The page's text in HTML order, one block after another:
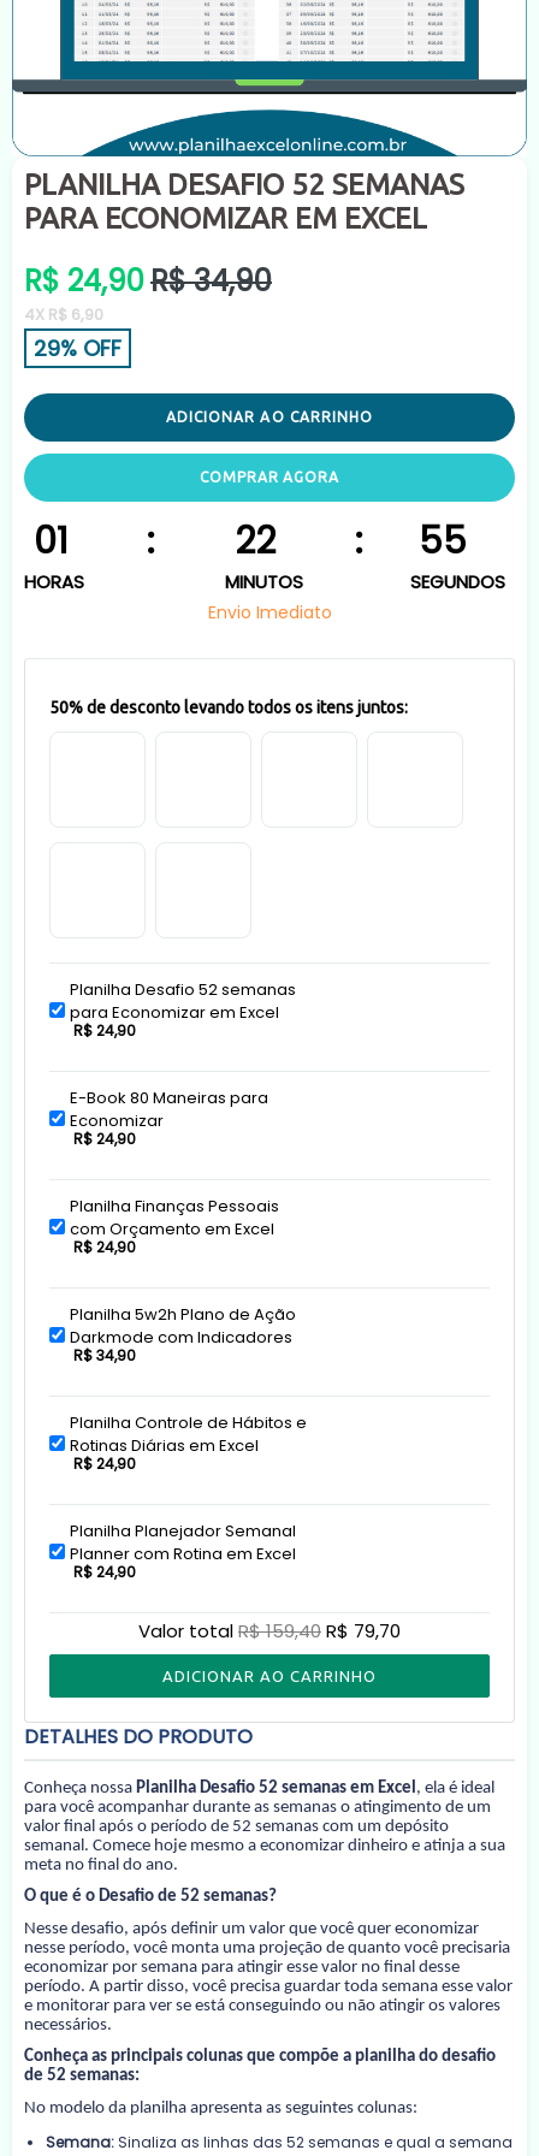
PLANILHA DESAFIO 52 SEMANAS
PARA ECONOMIZAR EM EXCEL
Preço
normal
R$ 24,90R$ 34,90
4X R$ 6,90
29% OFF
ADICIONAR AO CARRINHO
COMPRAR AGORA
01 : 22 : 55
HORAS MINUTOS SEGUNDOS
Envio Imediato
50% de desconto levando todos os itens juntos:
Planilha Desafio 52 semanas
para Economizar em Excel
R$ 24,90
E-Book 80 Maneiras para
Economizar
R$ 24,90
Planilha Finanças Pessoais
com Orçamento em Excel
R$ 24,90
Planilha 5w2h Plano de Ação
Darkmode com Indicadores
R$ 34,90
Planilha Controle de Hábitos e
Rotinas Diárias em Excel
R$ 24,90
Planilha Planejador Semanal
Planner com Rotina em Excel
R$ 24,90
Valor totalR$ 159,40R$ 79,70
ADICIONAR AO CARRINHO
DETALHES DO PRODUTO
Conheça nossa Planilha Desafio 52 semanas em Excel , ela é ideal
para você acompanhar durante as semanas o atingimento de um
valor final após o período de 52 semanas com um depósito
semanal. Comece hoje mesmo a economizar dinheiro e atinja a sua
meta no final do ano.
O que é o Desafio de 52 semanas?
Nesse desafio, após definir um valor que você quer economizar
nesse período, você monta uma projeção de quanto você precisaria
economizar por semana para atingir esse valor no final desse
período. A partir disso, você precisa guardar toda semana esse valor
e monitorar para ver se está conseguindo ou não atingir os valores
necessários.
Conheça as principais colunas que compõe a planilha do desafio
de 52 semanas:
No modelo da planilha apresenta as seguintes colunas:
Semana: Sinaliza as linhas das 52 semanas e qual a semana